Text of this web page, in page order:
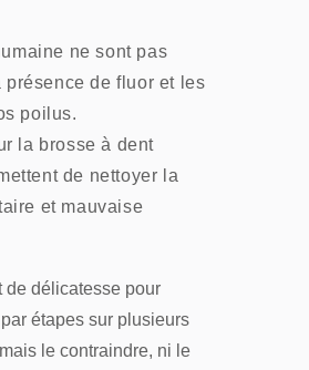
ne sont pas
présence de fluor et les
poilus.
la brosse à dent
de nettoyer la
et mauvaise
de délicatesse pour
étapes sur plusieurs
le contraindre, ni le